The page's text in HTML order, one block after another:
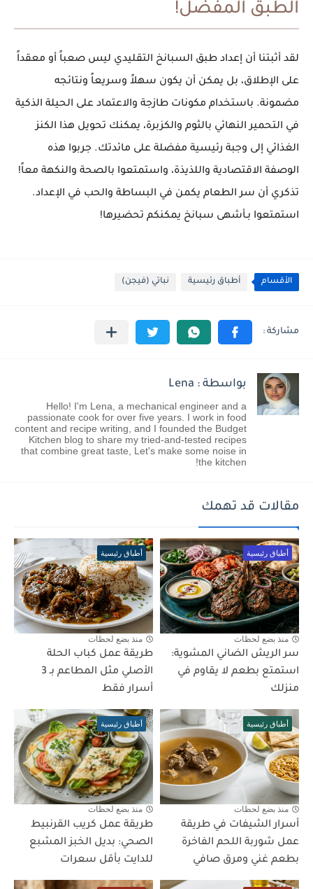
الطبق المفضل!
لقد أثبتنا أن إعداد طبق السبانخ التقليدي ليس صعباً أو معقداً
على الإطلاق، بل يمكن أن يكون سهلاً وسريعاً ونتائجه
مضمونة. باستخدام مكونات طازجة والاعتماد على الحيلة الذكية
في التحمير النهائي بالثوم والكزبرة، يمكنك تحويل هذا الكنز
الغذائي إلى وجبة رئيسية مفضلة على مائدتك. جربوا هذه
الوصفة الاقتصادية واللذيذة، واستمتعوا بالصحة والنكهة معاً!
تذكري أن سر الطعام يكمن في البساطة والحب في الإعداد.
استمتعوا بـأشهى سبانخ يمكنكم تحضيرها!
الأقسام أطباق رئيسية نباتي (فيجن)
بواسطة : Lena
Hello! I'm Lena, a mechanical engineer and a
passionate cook for over five years. I work in food
content and recipe writing, and I founded the Budget
Kitchen blog to share my tried-and-tested recipes
that combine great taste, Let's make some noise in
the kitchen!
مقالات قد تهمك
أطباق رئيسية
منذ بضع لحظات
سر الريش الضاني المشوية:
استمتع بطعم لا يقاوم في
منزلك
أطباق رئيسية
منذ بضع لحظات
طريقة عمل كباب الحلة
الأصلي مثل المطاعم بـ 3
أسرار فقط
أطباق رئيسية
منذ بضع لحظات
أسرار الشيفات في طريقة
عمل شوربة اللحم الفاخرة
بطعم غني ومرق صافي
أطباق رئيسية
منذ بضع لحظات
طريقة عمل كريب القرنبيط
الصحي: بديل الخبز المشبع
للدايت بأقل سعرات